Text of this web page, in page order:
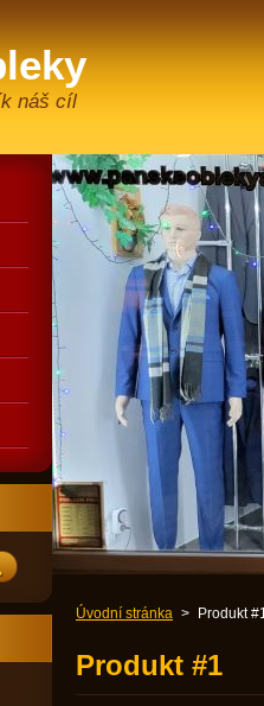
náš cíl
Úvodní stránka > Produkt #1
Produkt #1